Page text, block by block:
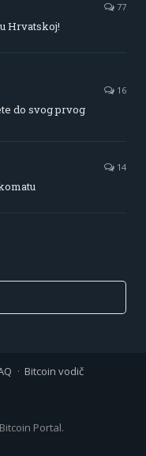
77
Hrvatskoj!
16
do svog prvog
14
Bitcoin vodič
Portal.